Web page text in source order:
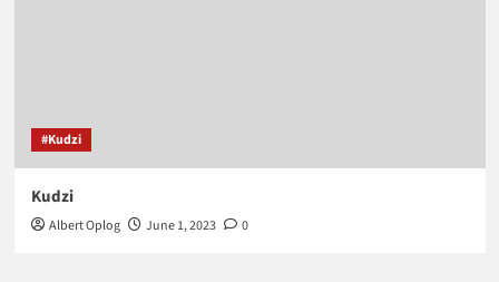
#Kudzi
Kudzi
Albert Oplog June 1, 2023 0